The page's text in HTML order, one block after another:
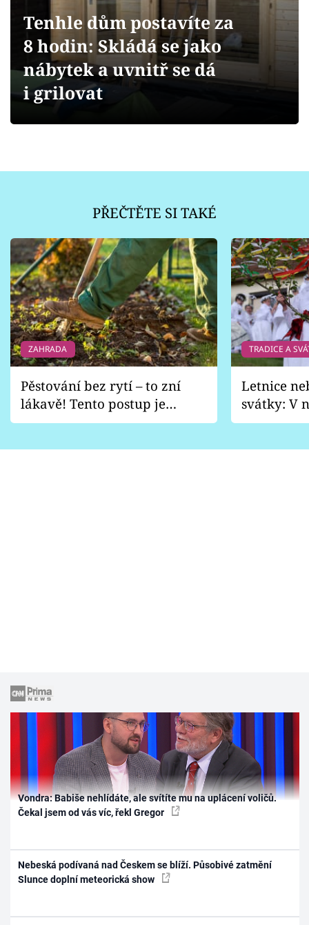
Přihlášení
Sledujte nás
Tenhle dům postavíte za
8 hodin: Skládá se jako
nábytek a uvnitř se dá
i grilovat
PŘEČTĚTE SI TAKÉ
ZAHRADA
Pěstování bez rytí – to zní
lákavě! Tento postup je
vhodný jen pro některé
TRADICE A
Letnice
svátky: V
pondělí
Vondra: Babiše nehlídáte, ale svítíte mu na uplácení voličů.
Čekal jsem od vás víc, řekl Gregor
Nebeská podívaná nad Českem se blíží. Působivé zatmění
Slunce doplní meteorická show